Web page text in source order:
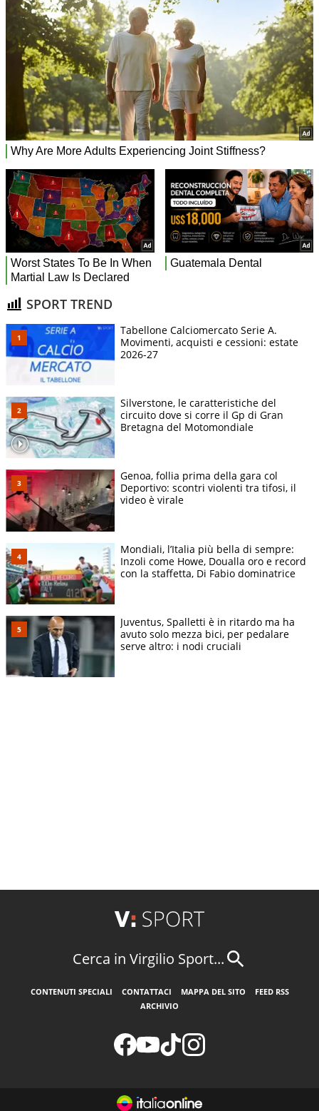
SPORT TREND
Tabellone Calciomercato Serie A.
Movimenti, acquisti e cessioni: estate
2026-27
Silverstone, le caratteristiche del
circuito dove si corre il Gp di Gran
Bretagna del Motomondiale
Genoa, follia prima della gara col
Deportivo: scontri violenti tra tifosi, il
video è virale
Mondiali, l’Italia più bella di sempre:
Inzoli come Howe, Doualla oro e record
con la staffetta, Di Fabio dominatrice
Juventus, Spalletti è in ritardo ma ha
avuto solo mezza bici, per pedalare
serve altro: i nodi cruciali
Cerca in Virgilio Sport...
CONTENUTI SPECIALI CONTATTACI MAPPA DEL SITO
FEED RSS
ARCHIVIO